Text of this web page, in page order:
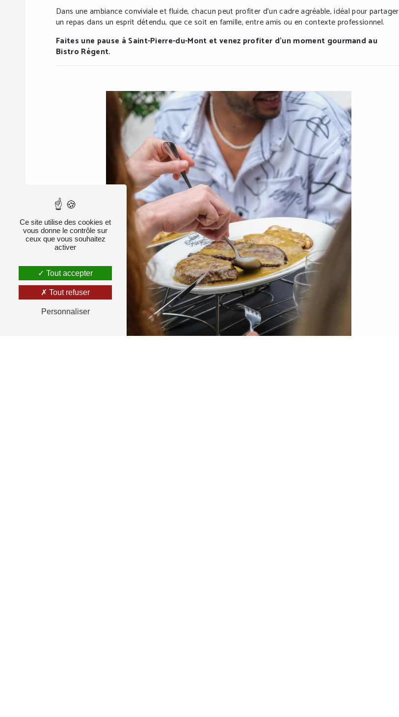
Dans une ambiance conviviale et fluide, chacun peut profiter d’un cadre agréable, idéal pour partager
un repas dans un esprit détendu, que ce soit en famille, entre amis ou en contexte professionnel.
Faites une pause à Saint-Pierre-du-Mont et venez profiter d’un moment gourmand au
Bistro Régent.
Ce site utilise des cookies et
vous donne le contrôle sur
ceux que vous souhaitez
activer
Tout accepter
Tout refuser
Personnaliser